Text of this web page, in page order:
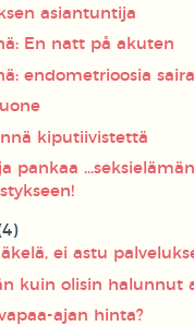
asiantuntija
En natt på akuten
endometrioosia
kiputiivistettä
pankaa
ei astu
kuin olisin halunnut
ajan hinta?